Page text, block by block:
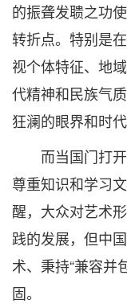
的振聋发聩之功
转折点。特别是
视个体特征、地
代精神和民族气
狂澜的眼界和时
而当国门打开
尊重知识和学习
醒，大众对艺术
践的发展，但中
术、秉持“兼容并
固。